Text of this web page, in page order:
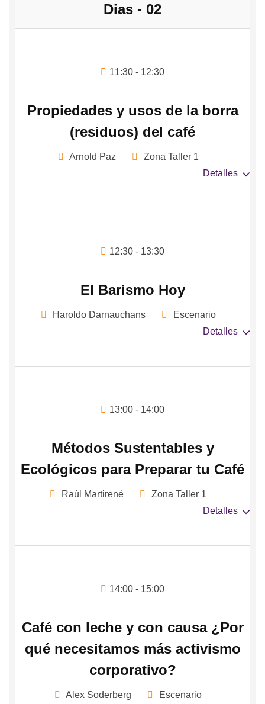
Dias - 02
11:30 - 12:30
Propiedades y usos de la borra
(residuos) del café
Arnold Paz
Zona Taller 1
Detalles
12:30 - 13:30
El Barismo Hoy
Haroldo Darnauchans
Escenario
Detalles
13:00 - 14:00
Métodos Sustentables y
Ecológicos para Preparar tu Café
Raúl Martirené
Zona Taller 1
Detalles
14:00 - 15:00
Café con leche y con causa ¿Por
qué necesitamos más activismo
corporativo?
Alex Soderberg
Escenario